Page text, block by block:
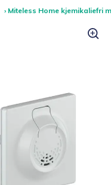
Fold
› Miteless Home kjemikaliefri